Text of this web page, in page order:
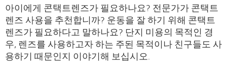
아이에게 콘택트렌즈가 필요하나요? 전문가가 콘택트
렌즈 사용을 추천합니까? 운동을 잘 하기 위해 콘택트
렌즈가 필요하다고 말하나요? 단지 미용의 목적인 경
우, 렌즈를 사용하고자 하는 주된 목적이나 친구들도 사
용하기 때문인지 이야기해 보십시오.